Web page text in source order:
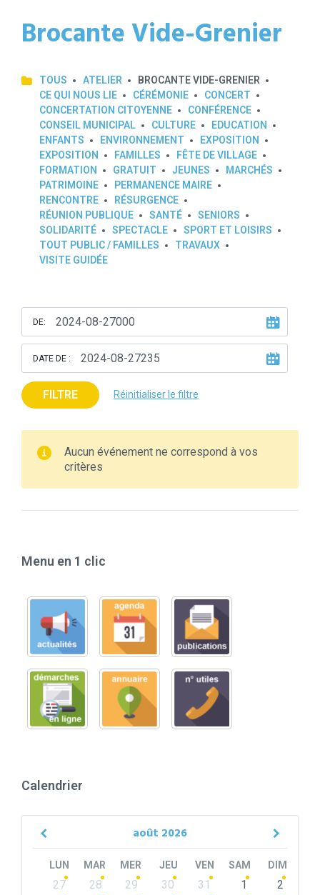
Brocante Vide-Grenier
TOUS ATELIER
BROCANTE VIDE-GRENIER
CE QUI NOUS LIE
CÉRÉMONIE
CONCERT
CONCERTATION CITOYENNE
CONFÉRENCE
CONSEIL MUNICIPAL
CULTURE
EDUCATION
ENFANTS
ENVIRONNEMENT
EXPOSITION
EXPOSITION
FAMILLES
FÊTE DE VILLAGE
FORMATION
GRATUIT JEUNES
MARCHÉS
PATRIMOINE
PERMANENCE MAIRE
RENCONTRE
RÉSURGENCE
RÉUNION PUBLIQUE
SANTÉ
SENIORS
SOLIDARITÉ
SPECTACLE
SPORT ET LOISIRS
TOUT PUBLIC / FAMILLES
TRAVAUX
VISITE GUIDÉE
DE:
DATE DE :
FILTRE Réinitialiser le filtre
Aucun événement ne correspond à vos
critères
Menu en 1 clic
Calendrier
août 2026
Previous
LUN MAR MER JEU VEN SAM DIM
Skip27 28 29 30 31 1
2